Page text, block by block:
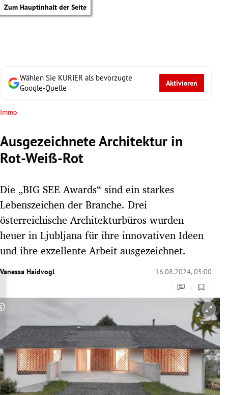
Zum Hauptinhalt der Seite
Untermenü
Untermenü
Untermenü
Untermenü
Untermenü
Untermenü
Wählen Sie KURIER als bevorzugte
Google-Quelle
Aktivieren
Immo
Ausgezeichnete Architektur in
Rot-Weiß-Rot
Die „BIG SEE Awards“ sind ein starkes
Lebenszeichen der Branche. Drei
österreichische Architekturbüros wurden
heuer in Ljubljana für ihre innovativen Ideen
und ihre exzellente Arbeit ausgezeichnet.
Vanessa Haidvogl 16.08.2024, 05:00
Copyright-Hinweis öffnen/schließen